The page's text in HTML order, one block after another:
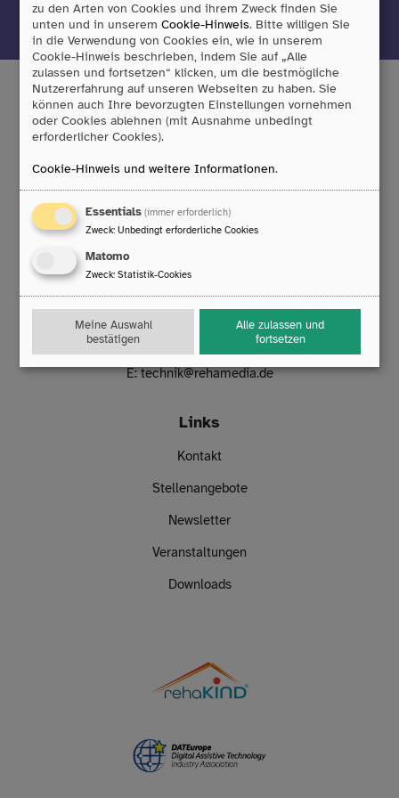
Jetzt anmelden
Tobii Dynavox GmbH
47229 Duisburg
T:0203/396 583 0
F:0203/393 444 98
E:info@rehamedia.de
Reparaturservice
Technischer Support
Mo. bis Do.: 8:00 – 16:30 Uhr
Fr.: 8:00 – 14:00 Uhr
T:0203/396 583 63
E:technik@rehamedia.de
Links
Kontakt
Stellenangebote
Newsletter
Veranstaltungen
Downloads
zu den Arten von Cookies und ihrem Zweck finden Sie
unten und in unseremCookie-Hinweis. Bitte willigen Sie
in die Verwendung von Cookies ein, wie in unserem
Cookie-Hinweis beschrieben, indem Sie auf „Alle
zulassen und fortsetzen“ klicken, um die bestmögliche
Nutzererfahrung auf unseren Webseiten zu haben. Sie
können auch Ihre bevorzugten Einstellungen vornehmen
oder Cookies ablehnen (mit Ausnahme unbedingt
erforderlicher Cookies).
Cookie-Hinweis und weitere Informationen.
Essentials (immer erforderlich)
Zweck: Unbedingt erforderliche Cookies
Matomo
Zweck: Statistik-Cookies
Meine Auswahl
bestätigen
Alle zulassen und
fortsetzen